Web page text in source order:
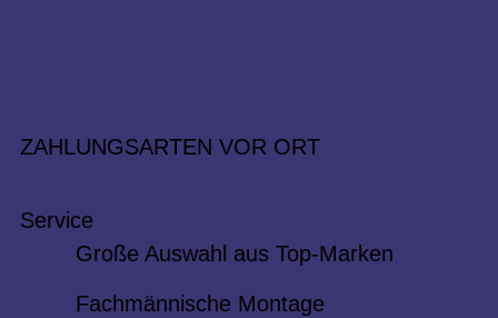
ZAHLUNGSARTEN VOR ORT
Service
Große Auswahl aus Top-Marken
Fachmännische Montage